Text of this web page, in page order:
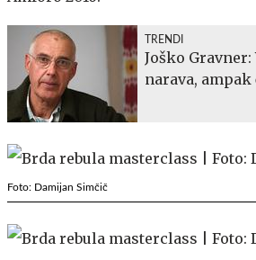
TRENDI
Joško
narava,
Foto: Damijan Simčič